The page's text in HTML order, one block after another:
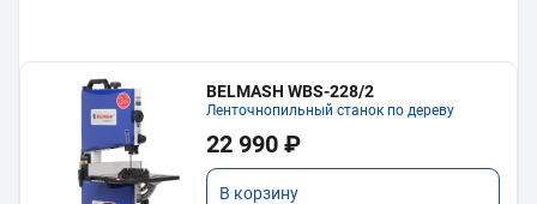
BELMASH WBS-228/2
Ленточнопильный станок по дереву
22 990 ₽
В корзину